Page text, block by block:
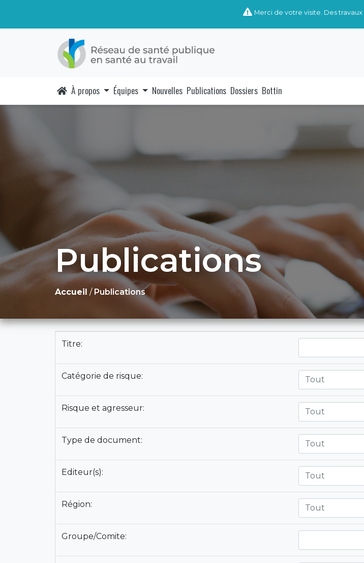
Merci de votre visite. Des
À propos Équipes Nouvelles Publications Dossiers Bottin
Publications
Accueil / Publications
Titre:
Catégorie de risque: Tout
Risque et agresseur: Tout
Type de document: Tout
Editeur(s): Tout
Région: Tout
Groupe/Comite: